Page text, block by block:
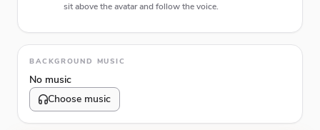
sit above the avatar and follow the voice.
Animation type
BACKGROUND MUSIC
No music
Choose music